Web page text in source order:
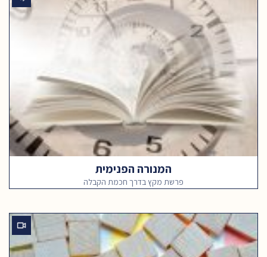
המנורה הפנימית
פרשת מקץ בדרך חכמת הקבלה